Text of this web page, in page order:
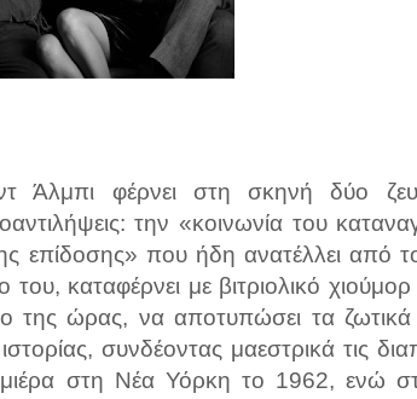
Άλμπι φέρνει στη σκηνή δύο
την «κοινωνία του
επίδοσης» που ήδη ανατέλλει από
καταφέρνει με βιτριολικό χιούμορ
της ώρας, να αποτυπώσει τα
συνδέοντας μαεστρικά τις
στη Νέα Υόρκη το 1962, ενώ